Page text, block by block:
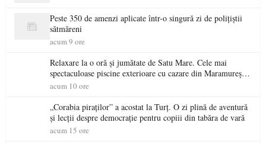
Peste 350 de amenzi aplicate într-o singură zi de polițiștii
sătmăreni
acum 9 ore
Relaxare la o oră și jumătate de Satu Mare. Cele mai
spectaculoase piscine exterioare cu cazare din Maramureș,
ideale pentru o escapadă de vară
acum 10 ore
„Corabia piraților” a acostat la Turț. O zi plină de aventură
și lecții despre democrație pentru copiii din tabăra de vară
acum 15 ore